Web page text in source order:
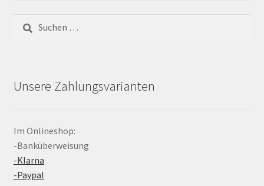
nach:
Unsere Zahlungsvarianten
Im Onlineshop:
-Banküberweisung
-Klarna
-Paypal